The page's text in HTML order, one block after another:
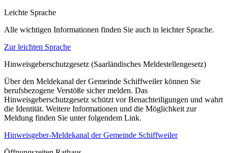
Leichte Sprache
Alle wichtigen Informationen finden Sie auch in leichter Sprache.
Zur leichten Sprache
Hinweisgeberschutzgesetz (Saarländisches Meldestellengesetz)
Über den Meldekanal der Gemeinde Schiffweiler können Sie
berufsbezogene Verstöße sicher melden. Das
Hinweisgeberschutzgesetz schützt vor Benachteiligungen und wahrt
die Identität. Weitere Informationen und die Möglichkeit zur
Meldung finden Sie unter folgendem Link.
Hinweisgeber-Meldekanal der Gemeinde Schiffweiler